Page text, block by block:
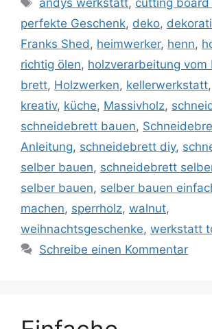
perfekte Geschenk, deko,
Franks Shed , heimwerker, henn,
richtig ölen, holzverarbeitung vom
brett, Holzwerken, kellerwerkstatt,
kreativ, küche, Massivholz,
schneidebrett bauen,
Anleitung, schneidebrett diy,
selber bauen, schneidebrett
selber bauen, selber bauen
machen, sperrholz, walnut,
weihnachtsgeschenke, werkstatt
Schreibe einen Kommentar